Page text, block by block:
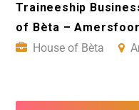
Traineeship
of Bèta –
House of Bèta